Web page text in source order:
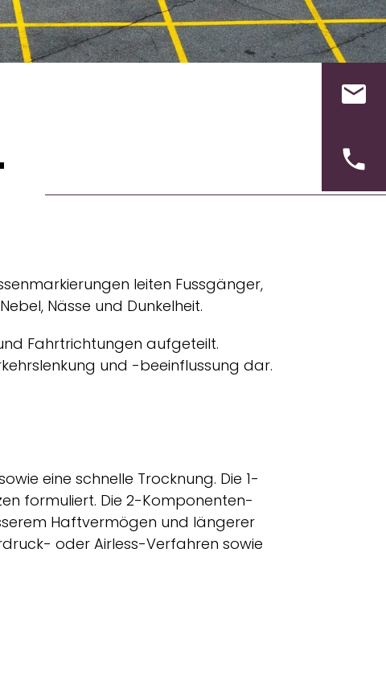
leiten Fussgänger,
Nässe und Dunkelheit.
Fahrtrichtungen aufgeteilt.
und -beeinflussung dar.
eine schnelle Trocknung. Die 1-
formuliert. Die 2-Komponenten-
Haftvermögen und längerer
oder Airless-Verfahren sowie